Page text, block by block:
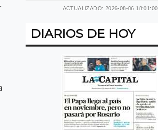
ACTUALIZADO: 2026-08-06 18:01:00
DIARIOS DE HOY